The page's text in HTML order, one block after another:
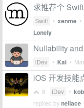
求推荐个
Swift • xenme •
Lonely
Nullability
iDev • Kai •
iOS 开发技能
8 iDev •
replied bynellace